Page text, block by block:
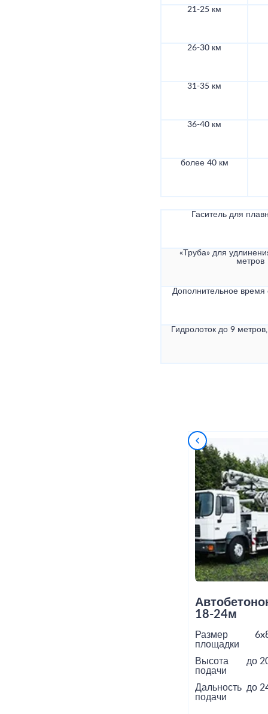
21-25 км
26-30 км
31-35 км
36-40 км
более 40 км
Гаситель для
«Труба» для
метров
Дополнительное
Гидролоток до 9
18-24м
Размер
площадки
Высота
подачи
до
Дальность
подачи
до